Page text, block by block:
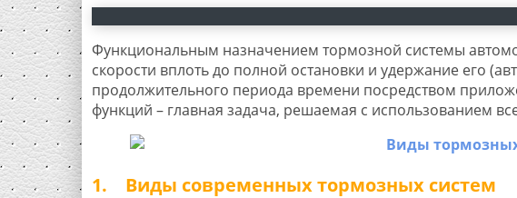
Функциональным назначением тормозной системы
скорости вплоть до полной остановки и удержание его
продолжительного периода времени посредством
функций – главная задача, решаемая с использованием
1. Виды современных тормозных систем